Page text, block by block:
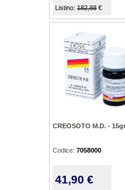
Listino: 182,88 €
CREOSOTO M.D. - 15gr
Codice: 7058000
41,90 €